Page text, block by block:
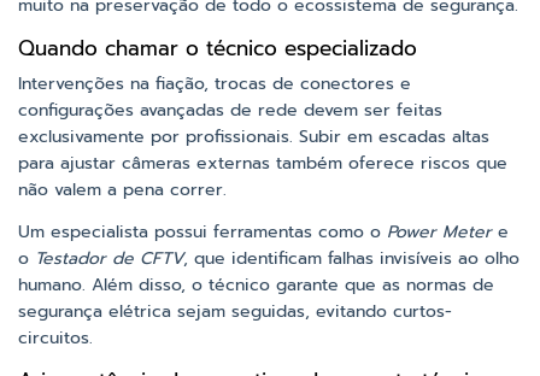
muito na preservação de todo o ecossistema de segurança.
Quando chamar o técnico especializado
Intervenções na fiação, trocas de conectores e
configurações avançadas de rede devem ser feitas
exclusivamente por profissionais. Subir em escadas altas
para ajustar câmeras externas também oferece riscos que
não valem a pena correr.
Um especialista possui ferramentas como o Power Metere
o Testador de CFTV, que identificam falhas invisíveis ao olho
humano. Além disso, o técnico garante que as normas de
segurança elétrica sejam seguidas, evitando curtos-
circuitos.